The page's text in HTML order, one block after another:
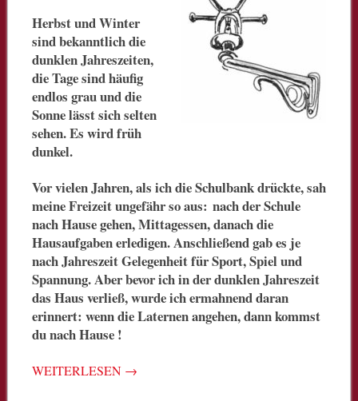
Herbst und Winter
sind bekanntlich die
dunklen Jahreszeiten,
die Tage sind häufig
endlos grau und die
Sonne lässt sich selten
sehen. Es wird früh
dunkel.
Vor vielen Jahren, als ich die Schulbank drückte, sah
meine Freizeit ungefähr so aus: nach der Schule
nach Hause gehen, Mittagessen, danach die
Hausaufgaben erledigen. Anschließend gab es je
nach Jahreszeit Gelegenheit für Sport, Spiel und
Spannung. Aber bevor ich in der dunklen Jahreszeit
das Haus verließ, wurde ich ermahnend daran
erinnert: wenn die Laternen angehen, dann kommst
du nach Hause !
WEITERLESEN →